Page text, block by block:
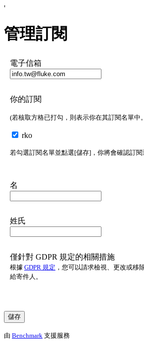
'
管理訂閱
電子信箱
你的訂閱
(若核取方格已打勾，則表示你在其訂閱名單中
rko
若勾選訂閱名單並點選[儲存]，你將會確認訂
名
姓氏
僅針對 GDPR 規定的相關措施
根據 GDPR 規定 ，您可以請求檢視、更改或移
給寄件人。
由 Benchmark 支援服務